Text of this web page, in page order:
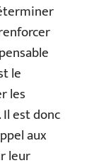
le
les
est donc
aux
leur